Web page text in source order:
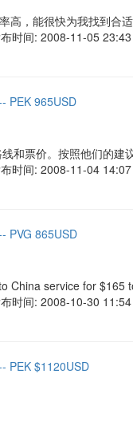
高，能很快为我找到合
时间: 2008-11-05 23:43
PEK 965USD
和票价。按照他们的建
时间: 2008-11-04 14:07
PVG 865USD
China service for $165
时间: 2008-10-30 11:54
PEK $1120USD